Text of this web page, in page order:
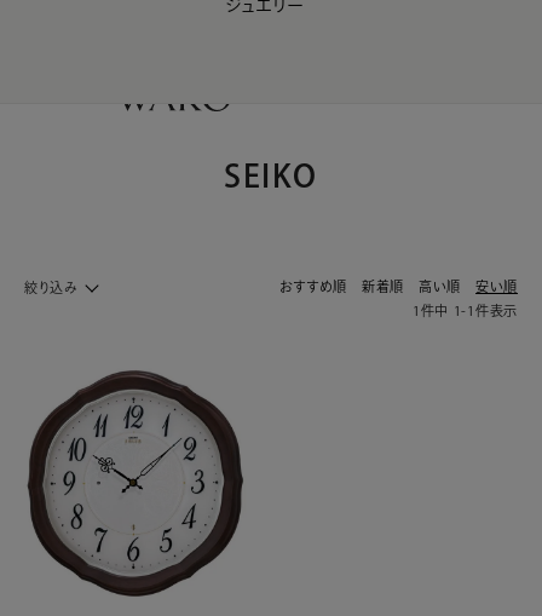
WAKO Membership Program連携はこちら
ジュエリー
SEIKO
おすすめ順 新着順 高い順
安い順
1 件中 1-1 件表示
絞り込み